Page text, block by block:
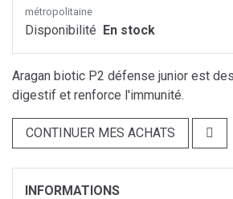
métropolitaine
Disponibilité En stock
Aragan biotic P2 défense junior est
digestif et renforce l'immunité.
CONTINUER MES ACHATS
INFORMATIONS